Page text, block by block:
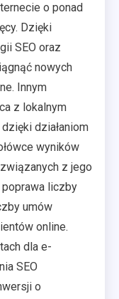
o ponad
Dzięki
SEO oraz
nowych
Innym
z lokalnym
działaniom
wyników
z jego
poprawa liczby
umów
online.
dla e-
SEO
o